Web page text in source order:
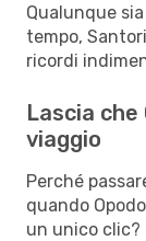
Qualunque
tempo,
ricordi
Lascia
viaggio
Perché
quando
un unico clic?